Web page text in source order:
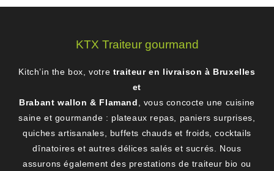
KTX Traiteur gourmand
Kitch’in the box, votre traiteur en livraison à Bruxelles
et
Brabant wallon & Flamand , vous concocte une cuisine
saine et gourmande : plateaux repas, paniers surprises,
quiches artisanales, buffets chauds et froids, cocktails
dînatoires et autres délices salés et sucrés. Nous
assurons également des prestations de traiteur bio ou